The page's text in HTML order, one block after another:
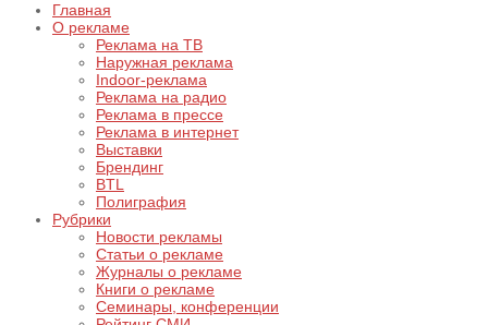
Главная
О рекламе
Реклама на ТВ
Наружная реклама
Indoor-реклама
Реклама на радио
Реклама в прессе
Реклама в интернет
Выставки
Брендинг
BTL
Полиграфия
Рубрики
Новости рекламы
Статьи о рекламе
Журналы о рекламе
Книги о рекламе
Семинары, конференции